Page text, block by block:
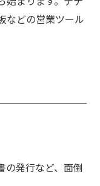
などの営業ツール
の発行など、面倒